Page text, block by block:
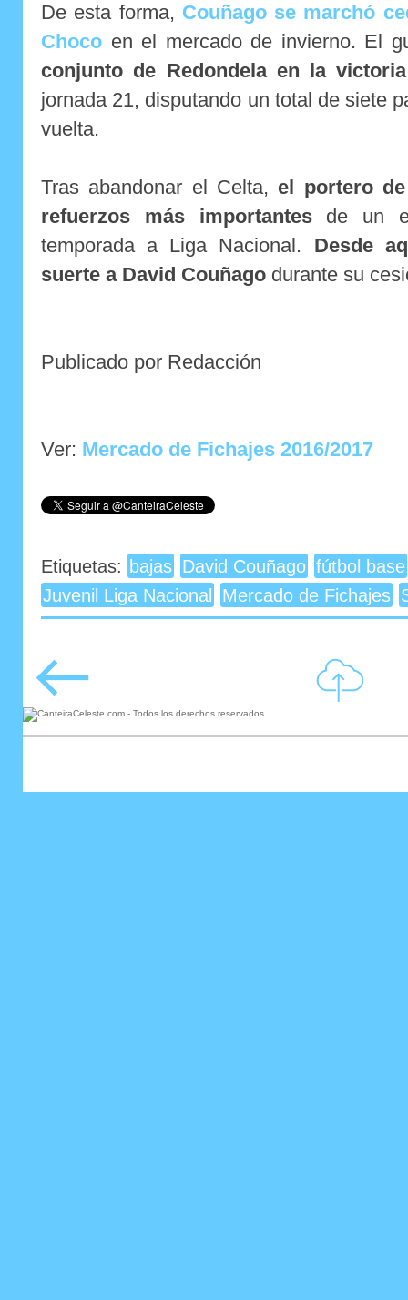
De esta forma, Couñago se marchó
Choco en el mercado de invierno. El
conjunto de Redondela en la
jornada 21, disputando un total de siete
vuelta.
Tras abandonar el Celta, el portero
refuerzos más importantesde un
temporada a Liga Nacional. Desde
suerte a David Couñago durante su
Publicado por Redacción
Ver: Mercado de Fichajes 2016/2017
Etiquetas: bajas David Couñago fútbol base
Juvenil Liga Nacional Mercado de Fichajes